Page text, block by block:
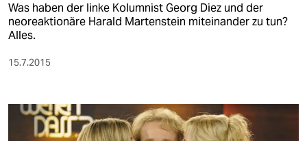
Was haben der linke Kolumnist Georg Diez und der
neoreaktionäre Harald Martenstein miteinander zu tun?
Alles.
15.7.2015